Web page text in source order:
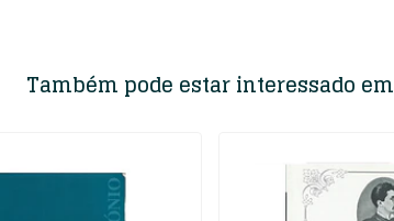
Também pode estar interessado em